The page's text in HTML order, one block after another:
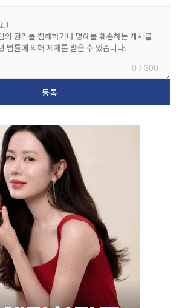
0 / 300